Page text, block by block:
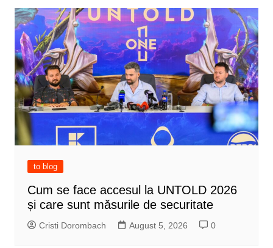
to blog
Cum se face accesul la UNTOLD 2026
și care sunt măsurile de securitate
Cristi Dorombach August 5, 2026 0